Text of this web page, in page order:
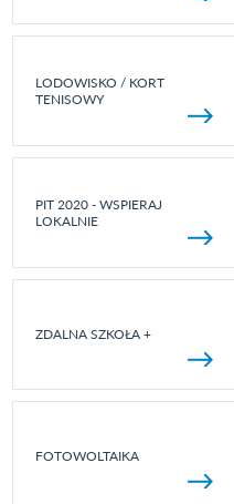
LODOWISKO / KORT
TENISOWY
PIT 2020 - WSPIERAJ
LOKALNIE
ZDALNA SZKOŁA +
FOTOWOLTAIKA